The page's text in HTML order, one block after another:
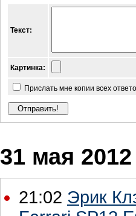
Текст:
Картинка:
Прислать мне копии всех
31 мая
21:02 Эрик